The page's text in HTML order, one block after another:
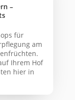
–
für
am
Ihrem Hof
hier in